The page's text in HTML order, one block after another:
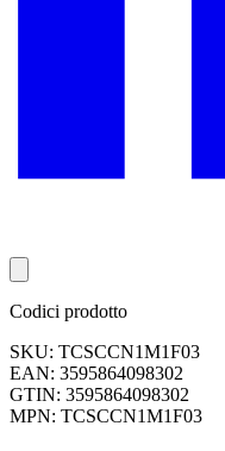
Codici prodotto
SKU: TCSCCN1M1F03
EAN: 3595864098302
GTIN: 3595864098302
MPN: TCSCCN1M1F03